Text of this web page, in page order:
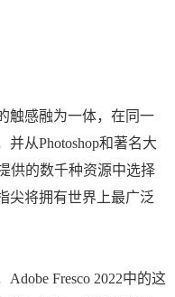
触感融为一体，在同一
从Photoshop和著名大
供的数千种资源中选择
尖将拥有世界上最广泛
Fresco 2022中的这